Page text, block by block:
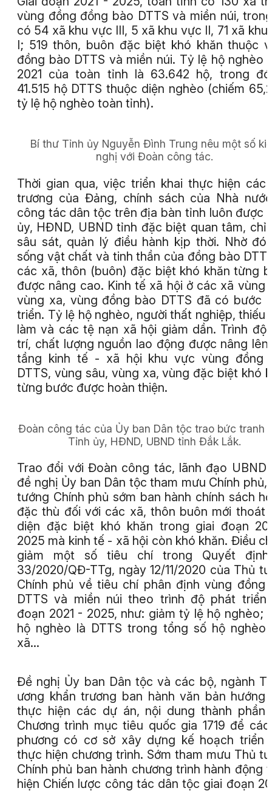
vùng đồng đồng bào DTTS và miền núi,
có 54 xã khu vực III, 5 xã khu vực II, 71 xã khu
I; 519 thôn, buôn đặc biệt khó khăn thuộc
đồng bào DTTS và miền núi. Tỷ lệ hộ nghèo
2021 của toàn tỉnh là 63.642 hộ, trong
41.515 hộ DTTS thuộc diện nghèo (chiếm
tỷ lệ hộ nghèo toàn tỉnh).
Bí thư Tỉnh ủy Nguyễn Đình Trung nêu một số
nghị với Đoàn công tác.
Thời gian qua, việc triển khai thực hiện các
trương của Đảng, chính sách của Nhà
công tác dân tộc trên địa bàn tỉnh luôn được
ủy, HĐND, UBND tỉnh đặc biệt quan tâm, chỉ
sâu sát, quản lý điều hành kịp thời. Nhờ
sống vật chất và tinh thần của đồng bào
các xã, thôn (buôn) đặc biệt khó khăn từng
được nâng cao. Kinh tế xã hội ở các xã vùng
vùng xa, vùng đồng bào DTTS đã có bước
triển. Tỷ lệ hộ nghèo, người thất nghiệp, thiếu
làm và các tệ nạn xã hội giảm dần. Trình độ
trí, chất lượng nguồn lao động được nâng
tầng kinh tế - xã hội khu vực vùng đồng
DTTS, vùng sâu, vùng xa, vùng đặc biệt khó
từng bước được hoàn thiện.
Đoàn công tác của Ủy ban Dân tộc trao bức tranh
Tỉnh ủy, HĐND, UBND tỉnh Đắk Lắk.
Trao đổi với Đoàn công tác, lãnh đạo UBND
đề nghị Ủy ban Dân tộc tham mưu Chính phủ,
tướng Chính phủ sớm ban hành chính sách
đặc thù đối với các xã, thôn buôn mới thoát
diện đặc biệt khó khăn trong giai đoạn
2025 mà kinh tế - xã hội còn khó khăn. Điều
giảm một số tiêu chí trong Quyết
33/2020/QĐ-TTg, ngày 12/11/2020 của Thủ
Chính phủ về tiêu chí phân định vùng đồng
DTTS và miền núi theo trình độ phát triển
đoạn 2021 - 2025, như: giảm tỷ lệ hộ nghèo;
hộ nghèo là DTTS trong tổng số hộ nghèo
xã…
Đề nghị Ủy ban Dân tộc và các bộ, ngành
ương khẩn trương ban hành văn bản hướng
thực hiện các dự án, nội dung thành phần
Chương trình mục tiêu quốc gia 1719 để
phương có cơ sở xây dựng kế hoạch triển
thực hiện chương trình. Sớm tham mưu Thủ
Chính phủ ban hành chương trình hành động
hiện Chiến lược công tác dân tộc giai đoạn